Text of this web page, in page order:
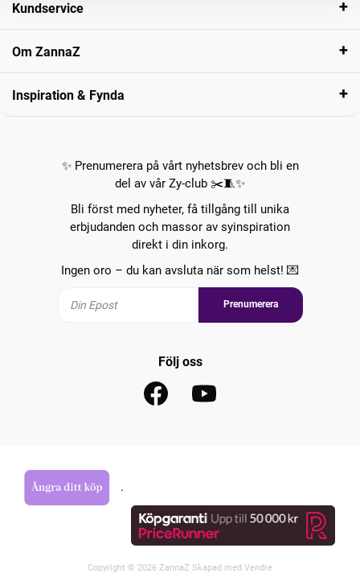
Kundservice
Om ZannaZ
Inspiration & Fynda
✨ Prenumerera på vårt nyhetsbrev och bli en
del av vår Zy-club ✂️🧵✨
Bli först med nyheter, få tillgång till unika
erbjudanden och massor av syinspiration
direkt i din inkorg.
Ingen oro – du kan avsluta när som helst! 💌
Prenumerera
Följ oss
.
Copyright © 2026 ZannaZ Skapad med Vendre